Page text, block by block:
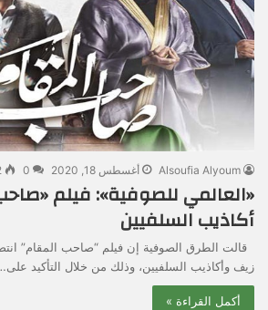
Alsoufia Alyoum أغسطس 18, 2020 0
«العالمي للصوفية»: فيلم
أكاذيب السلفيين
قالت الطرق الصوفية إن فيلم “صاحب المقام”
زيف وأكاذيب السلفيين، وذلك من خلال التأكيد
أكمل القراءة »